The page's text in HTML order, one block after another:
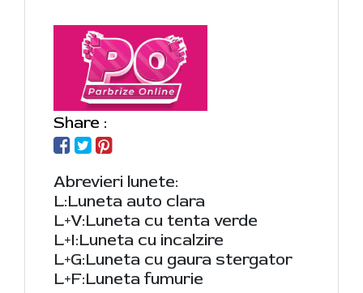
Share :
Abrevieri lunete:
L:Luneta auto clara
L+V:Luneta cu tenta verde
L+I:Luneta cu incalzire
L+G:Luneta cu gaura stergator
L+F:Luneta fumurie